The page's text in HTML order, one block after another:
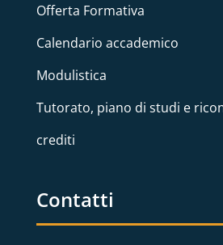
Offerta Formativa
Calendario accademico
Modulistica
Tutorato, piano di studi e
crediti
Contatti